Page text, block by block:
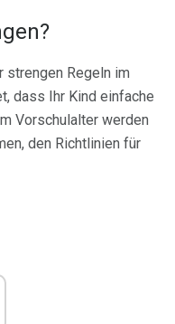
strengen Regeln im
dass Ihr Kind einfache
Vorschulalter werden
den Richtlinien für